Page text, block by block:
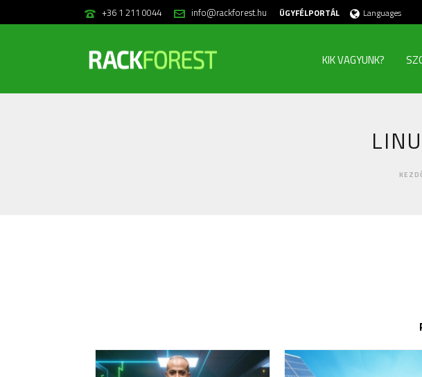
+36 1 211 0044 info@rackforest.hu ÜGYFÉLPORTÁL Languages
KIK VAGYUNK?